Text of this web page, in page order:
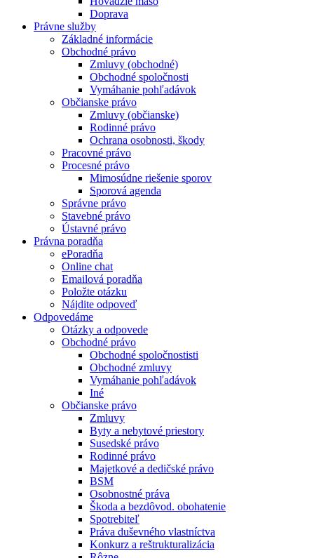
Doprava
Právne služby
Základné informácie
Obchodné právo
Zmluvy (obchodné)
Obchodné spoločnosti
Vymáhanie pohľadávok
Občianske právo
Zmluvy (občianske)
Rodinné právo
Ochrana osobnosti, škody
Pracovné právo
Procesné právo
Mimosúdne riešenie sporov
Sporová agenda
Správne právo
Stavebné právo
Ústavné právo
Právna poradňa
ePoradňa
Online chat
Emailová poradňa
Položte otázku
Nájdite odpoveď
Odpovedáme
Otázky a odpovede
Obchodné právo
Obchodné spoločnostisti
Obchodné zmluvy
Vymáhanie pohľadávok
Iné
Občianske právo
Zmluvy
Byty a nebytové priestory
Susedské právo
Rodinné právo
Majetkové a dedičské právo
BSM
Osobnostné práva
Škoda a bezdôvod. obohatenie
Spotrebiteľ
Práva duševného vlastníctva
Konkurz a reštrukturalizácia